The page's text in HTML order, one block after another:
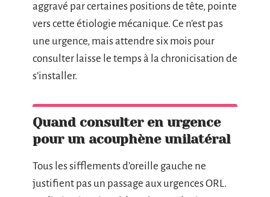
aggravé par certaines positions de tête, pointe
vers cette étiologie mécanique. Ce n’est pas
une urgence, mais attendre six mois pour
consulter laisse le temps à la chronicisation de
s’installer.
Quand consulter en urgence
pour un acouphène unilatéral
Tous les sifflements d’oreille gauche ne
justifient pas un passage aux urgences ORL.